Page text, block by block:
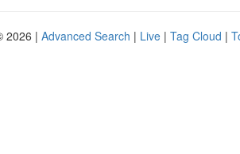
2026 | Advanced Search | Live | Tag Cloud |